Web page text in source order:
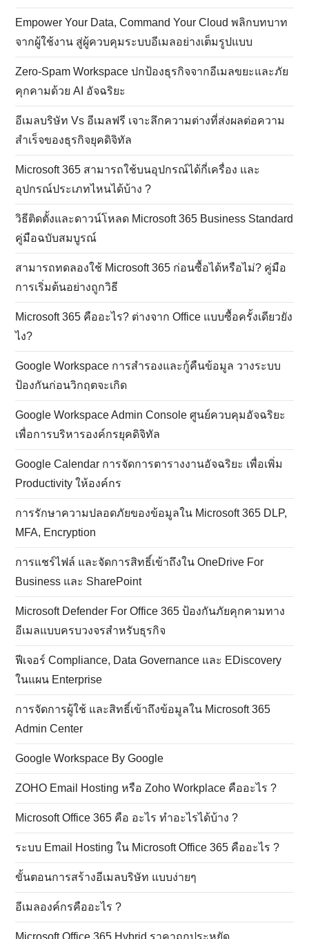
Empower Your Data, Command Your Cloud พลิกบทบาท
จากผู้ใช้งาน สู่ผู้ควบคุมระบบอีเมลอย่างเต็มรูปแบบ
Zero-Spam Workspace ปกป้องธุรกิจจากอีเมลขยะและภัย
คุกคามด้วย AI อัจฉริยะ
อีเมลบริษัท Vs อีเมลฟรี เจาะลึกความต่างที่ส่งผลต่อความ
สำเร็จของธุรกิจยุคดิจิทัล
Microsoft 365 สามารถใช้บนอุปกรณ์ได้กี่เครื่อง และ
อุปกรณ์ประเภทไหนได้บ้าง ?
วิธีติดตั้งและดาวน์โหลด Microsoft 365 Business Standard
คู่มือฉบับสมบูรณ์
สามารถทดลองใช้ Microsoft 365 ก่อนซื้อได้หรือไม่? คู่มือ
การเริ่มต้นอย่างถูกวิธี
Microsoft 365 คืออะไร? ต่างจาก Office แบบซื้อครั้งเดียวยัง
ไง?
Google Workspace การสำรองและกู้คืนข้อมูล วางระบบ
ป้องกันก่อนวิกฤตจะเกิด
Google Workspace Admin Console ศูนย์ควบคุมอัจฉริยะ
เพื่อการบริหารองค์กรยุคดิจิทัล
Google Calendar การจัดการตารางงานอัจฉริยะ เพื่อเพิ่ม
Productivity ให้องค์กร
การรักษาความปลอดภัยของข้อมูลใน Microsoft 365 DLP,
MFA, Encryption
การแชร์ไฟล์ และจัดการสิทธิ์เข้าถึงใน OneDrive For
Business และ SharePoint
Microsoft Defender For Office 365 ป้องกันภัยคุกคามทาง
อีเมลแบบครบวงจรสำหรับธุรกิจ
ฟีเจอร์ Compliance, Data Governance และ EDiscovery
ในแผน Enterprise
การจัดการผู้ใช้ และสิทธิ์เข้าถึงข้อมูลใน Microsoft 365
Admin Center
Google Workspace By Google
ZOHO Email Hosting หรือ Zoho Workplace คืออะไร ?
Microsoft Office 365 คือ อะไร ทำอะไรได้บ้าง ?
ระบบ Email Hosting ใน Microsoft Office 365 คืออะไร ?
ขั้นตอนการสร้างอีเมลบริษัท แบบง่ายๆ
อีเมลองค์กรคืออะไร ?